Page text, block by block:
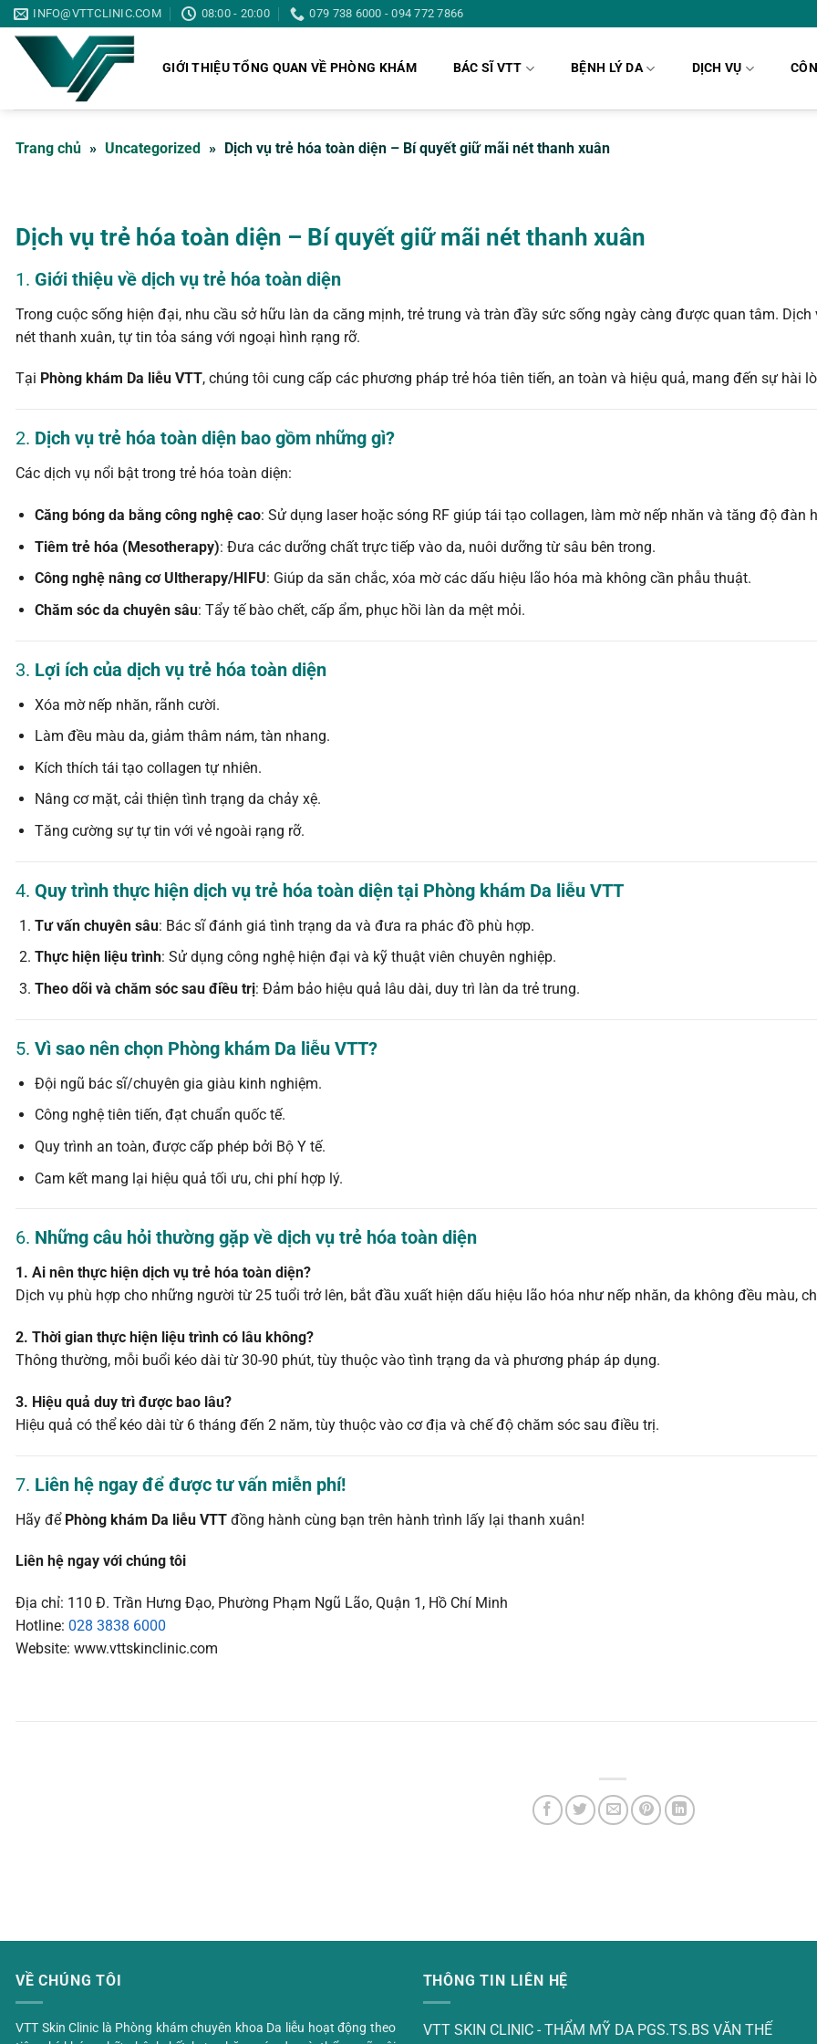
Skip
to
content
INFO@VTTCLINIC.COM 08:00 - 20:00 079 738 6000 - 094 772 7866
GIỚI THIỆU TỔNG QUAN VỀ PHÒNG KHÁM BÁC SĨ VTT BỆNH LÝ DA DỊCH VỤ
Trang chủ » Uncategorized » Dịch vụ trẻ hóa toàn diện – Bí quyết giữ mãi nét thanh xuân
Dịch vụ trẻ hóa toàn diện – Bí quyết giữ mãi nét thanh xuân
1. Giới thiệu về dịch vụ trẻ hóa toàn diện
Trong cuộc sống hiện đại, nhu cầu sở hữu làn da căng mịnh, trẻ trung và tràn đầy sức sống ngày càng được quan tâm.
nét thanh xuân, tự tin tỏa sáng với ngoại hình rạng rỡ.
Tại Phòng khám Da liễu VTT, chúng tôi cung cấp các phương pháp trẻ hóa tiên tiến, an toàn và hiệu quả, mang đến sự hài
2. Dịch vụ trẻ hóa toàn diện bao gồm những gì?
Các dịch vụ nổi bật trong trẻ hóa toàn diện:
Căng bóng da bằng công nghệ cao: Sử dụng laser hoặc sóng RF giúp tái tạo collagen, làm mờ nếp nhăn và tăng độ đàn
Tiêm trẻ hóa (Mesotherapy): Đưa các dưỡng chất trực tiếp vào da, nuôi dưỡng từ sâu bên trong.
Công nghệ nâng cơ Ultherapy/HIFU: Giúp da săn chắc, xóa mờ các dấu hiệu lão hóa mà không cần phẫu thuật.
Chăm sóc da chuyên sâu: Tẩy tế bào chết, cấp ẩm, phục hồi làn da mệt mỏi.
3. Lợi ích của dịch vụ trẻ hóa toàn diện
Xóa mờ nếp nhăn, rãnh cười.
Làm đều màu da, giảm thâm nám, tàn nhang.
Kích thích tái tạo collagen tự nhiên.
Nâng cơ mặt, cải thiện tình trạng da chảy xệ.
Tăng cường sự tự tin với vẻ ngoài rạng rỡ.
4. Quy trình thực hiện dịch vụ trẻ hóa toàn diện tại Phòng khám Da liễu VTT
Tư vấn chuyên sâu: Bác sĩ đánh giá tình trạng da và đưa ra phác đồ phù hợp.
Thực hiện liệu trình: Sử dụng công nghệ hiện đại và kỹ thuật viên chuyên nghiệp.
Theo dõi và chăm sóc sau điều trị: Đảm bảo hiệu quả lâu dài, duy trì làn da trẻ trung.
5. Vì sao nên chọn Phòng khám Da liễu VTT?
Đội ngũ bác sĩ/chuyên gia giàu kinh nghiệm.
Công nghệ tiên tiến, đạt chuẩn quốc tế.
Quy trình an toàn, được cấp phép bởi Bộ Y tế.
Cam kết mang lại hiệu quả tối ưu, chi phí hợp lý.
6. Những câu hỏi thường gặp về dịch vụ trẻ hóa toàn diện
1. Ai nên thực hiện dịch vụ trẻ hóa toàn diện?
Dịch vụ phù hợp cho những người từ 25 tuổi trở lên, bắt đầu xuất hiện dấu hiệu lão hóa như nếp nhăn, da không đều màu,
2. Thời gian thực hiện liệu trình có lâu không?
Thông thường, mỗi buổi kéo dài từ 30-90 phút, tùy thuộc vào tình trạng da và phương pháp áp dụng.
3. Hiệu quả duy trì được bao lâu?
Hiệu quả có thể kéo dài từ 6 tháng đến 2 năm, tùy thuộc vào cơ địa và chế độ chăm sóc sau điều trị.
7. Liên hệ ngay để được tư vấn miễn phí!
Hãy để Phòng khám Da liễu VTT đồng hành cùng bạn trên hành trình lấy lại thanh xuân!
Liên hệ ngay với chúng tôi
Địa chỉ: 110 Đ. Trần Hưng Đạo, Phường Phạm Ngũ Lão, Quận 1, Hồ Chí Minh
Hotline: 028 3838 6000
Website: www.vttskinclinic.com
VỀ CHÚNG TÔI
VTT Skin Clinic là Phòng khám chuyên khoa Da liễu hoạt động theo
THÔNG TIN LIÊN HỆ
VTT SKIN CLINIC - THẨM MỸ DA PGS.TS.BS VĂN THẾ